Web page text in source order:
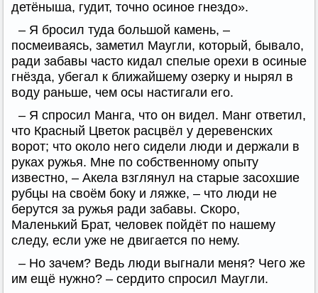
детёныша, гудит, точно осиное гнездо».
– Я бросил туда большой камень, –
посмеиваясь, заметил Маугли, который, бывало,
ради забавы часто кидал спелые орехи в осиные
гнёзда, убегал к ближайшему озерку и нырял в
воду раньше, чем осы настигали его.
– Я спросил Манга, что он видел. Манг ответил,
что Красный Цветок расцвёл у деревенских
ворот; что около него сидели люди и держали в
руках ружья. Мне по собственному опыту
известно, – Акела взглянул на старые засохшие
рубцы на своём боку и ляжке, – что люди не
берутся за ружья ради забавы. Скоро,
Маленький Брат, человек пойдёт по нашему
следу, если уже не двигается по нему.
– Но зачем? Ведь люди выгнали меня? Чего же
им ещё нужно? – сердито спросил Маугли.